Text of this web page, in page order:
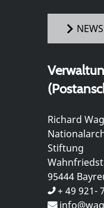
Richard
Stiftung
95444
+ 49 921-